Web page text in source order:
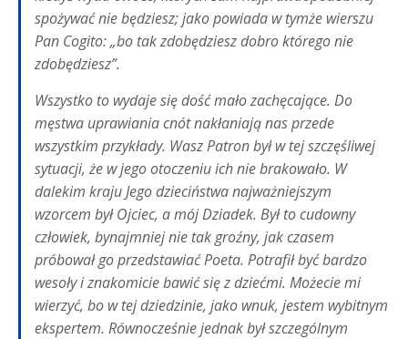
spożywać nie będziesz; jako powiada w tymże wierszu
Pan Cogito: „bo tak zdobędziesz dobro którego nie
zdobędziesz”.
Wszystko to wydaje się dość mało zachęcające. Do
męstwa uprawiania cnót nakłaniają nas przede
wszystkim przykłady. Wasz Patron był w tej szczęśliwej
sytuacji, że w jego otoczeniu ich nie brakowało. W
dalekim kraju Jego dzieciństwa najważniejszym
wzorcem był Ojciec, a mój Dziadek. Był to cudowny
człowiek, bynajmniej nie tak groźny, jak czasem
próbował go przedstawiać Poeta. Potrafił być bardzo
wesoły i znakomicie bawić się z dziećmi. Możecie mi
wierzyć, bo w tej dziedzinie, jako wnuk, jestem wybitnym
ekspertem. Równocześnie jednak był szczególnym